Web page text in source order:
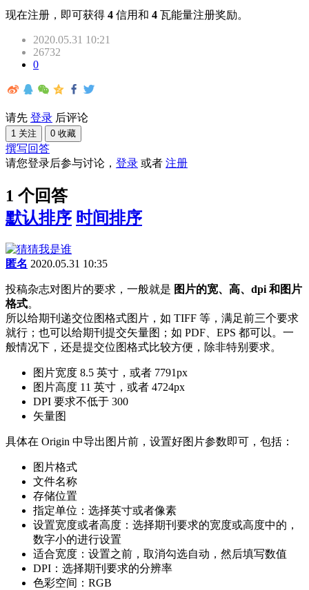
现在注册，即可获得 4 信用和 4 瓦能量注册奖励。
2020.05.31 10:21
26732
0
请先 登录 后评论
1 关注 0 收藏
撰写回答
请您登录后参与讨论， 登录 或者 注册
1 个回答
默认排序 时间排序
匿名 2020.05.31 10:35
投稿杂志对图片的要求，一般就是 图片的宽、高、dpi 和图片
格式。
所以给期刊递交位图格式图片，如 TIFF 等，满足前三个要求
就行；也可以给期刊提交矢量图；如 PDF、EPS 都可以。一
般情况下，还是提交位图格式比较方便，除非特别要求。
图片宽度 8.5 英寸，或者 7791px
图片高度 11 英寸，或者 4724px
DPI 要求不低于 300
矢量图
具体在 Origin 中导出图片前，设置好图片参数即可，包括：
图片格式
文件名称
存储位置
指定单位：选择英寸或者像素
设置宽度或者高度：选择期刊要求的宽度或高度中的，
数字小的进行设置
适合宽度：设置之前，取消勾选自动，然后填写数值
DPI：选择期刊要求的分辨率
色彩空间：RGB